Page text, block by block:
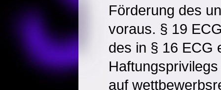
Förderung des
voraus. § 19
des in § 16 ECG
auf